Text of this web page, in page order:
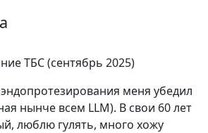
ТБС (сентябрь 2025)
меня убедил
нынче всем LLM). В свои 60 лет
люблю гулять, много хожу